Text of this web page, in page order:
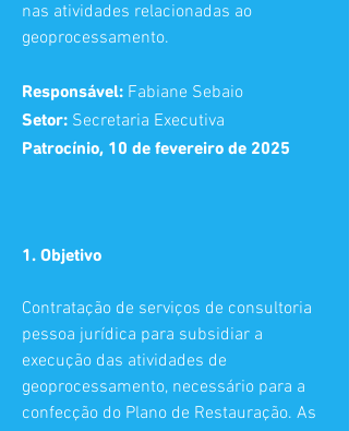
nas atividades relacionadas ao
geoprocessamento.
Responsável: Fabiane Sebaio
Setor: Secretaria Executiva
Patrocínio, 10 de fevereiro de 2025
1. Objetivo
Contratação de serviços de consultoria
pessoa jurídica para subsidiar a
execução das atividades de
geoprocessamento, necessário para a
confecção do Plano de Restauração. As